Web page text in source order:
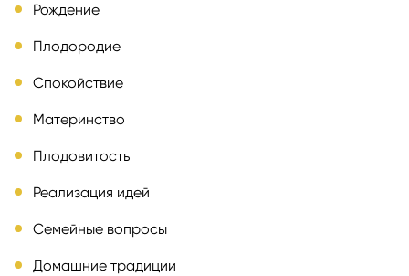
Рождение
Плодородие
Спокойствие
Материнство
Плодовитость
Реализация идей
Семейные вопросы
Домашние традиции